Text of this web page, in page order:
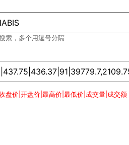
索，多个用逗号分隔
盘价|开盘价|最高价|最低价|成交量|成交额